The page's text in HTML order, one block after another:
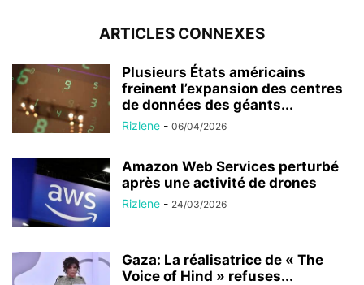
ARTICLES CONNEXES
Plusieurs États américains
freinent l’expansion des centres
de données des géants...
Rizlene - 06/04/2026
Amazon Web Services perturbé
après une activité de drones
Rizlene - 24/03/2026
Gaza: La réalisatrice de « The
Voice of Hind » refuses...